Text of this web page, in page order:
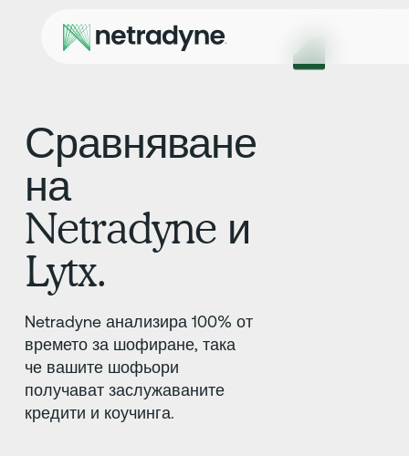
Сравняване
на
Netradyne и
Lytx.
Netradyne анализира 100% от
времето за шофиране, така
че вашите шофьори
получават заслужаваните
кредити и коучинга.